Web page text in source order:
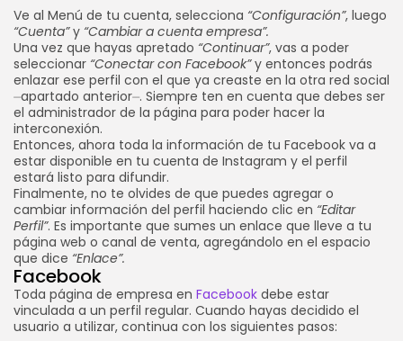
Ve al Menú de tu cuenta, selecciona “Configuración”, luego
“Cuenta”y “Cambiar a cuenta empresa”.
Una vez que hayas apretado “Continuar”, vas a poder
seleccionar “Conectar con Facebook”y entonces podrás
enlazar ese perfil con el que ya creaste en la otra red social
⏤apartado anterior⏤. Siempre ten en cuenta que debes ser
el administrador de la página para poder hacer la
interconexión.
Entonces, ahora toda la información de tu Facebook va a
estar disponible en tu cuenta de Instagram y el perfil
estará listo para difundir.
Finalmente, no te olvides de que puedes agregar o
cambiar información del perfil haciendo clic en “Editar
Perfil”. Es importante que sumes un enlace que lleve a tu
página web o canal de venta, agregándolo en el espacio
que dice “Enlace”.
Facebook
Toda página de empresa en Facebook debe estar
vinculada a un perfil regular. Cuando hayas decidido el
usuario a utilizar, continua con los siguientes pasos: